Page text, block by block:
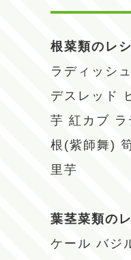
根菜類のレ
ラディッシ
デスレッド
芋 紅カブ ラ
根(紫師舞)
里芋
葉茎菜類の
ケール バジ